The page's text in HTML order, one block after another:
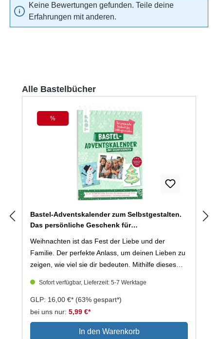
Keine Bewertungen gefunden. Teile deine
Erfahrungen mit anderen.
Produktgalerie überspringen
Alle Bastelbücher
Rabatt
%
Bastel-Adventskalender zum Selbstgestalten.
Das persönliche Geschenk für
Weihnachten ist das Fest der Liebe und der
Familie. Der perfekte Anlass, um deinen Lieben zu
zeigen, wie viel sie dir bedeuten. Mithilfe dieses
du deinen Lieblingsmenschen auf 24 persönlichen
und individuell gestalteten Seiten deine
Wertschätzung.Malen, Basteln, Schreiben, Kleben
– Mit etwas Kreativität wird dieser Adventskalender
zum perfekten Geschenk. Die 24 Seiten bieten
Sofort verfügbar, Lieferzeit: 5-7 Werktage
GLP: 16,00 €* (63% gespart*)
bei uns nur: 5,99 €*
In den Warenkorb